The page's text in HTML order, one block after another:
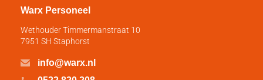
Warx Personeel
Wethouder Timmermanstraat 10
7951 SH Staphorst
info@warx.nl